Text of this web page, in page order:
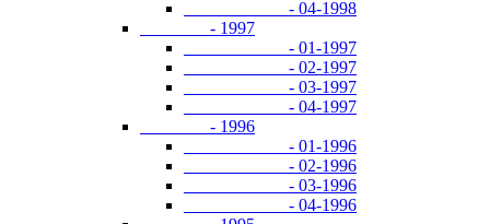
- 04-1998
- 1997
- 01-1997
- 02-1997
- 03-1997
- 04-1997
- 1996
- 01-1996
- 02-1996
- 03-1996
- 04-1996